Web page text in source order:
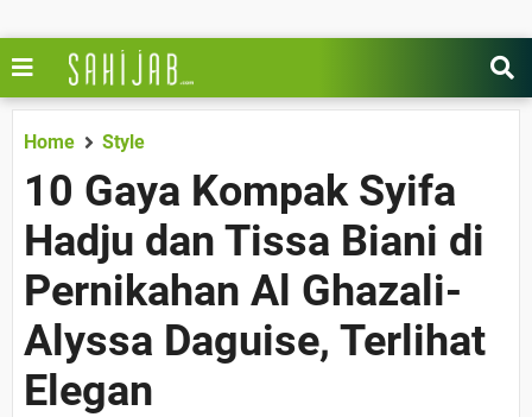
Home Style
10 Gaya Kompak Syifa
Hadju dan Tissa Biani di
Pernikahan Al Ghazali-
Alyssa Daguise, Terlihat
Elegan